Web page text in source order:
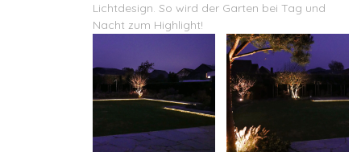
Lichtdesign. So wird der Garten bei Tag und
Nacht zum Highlight!